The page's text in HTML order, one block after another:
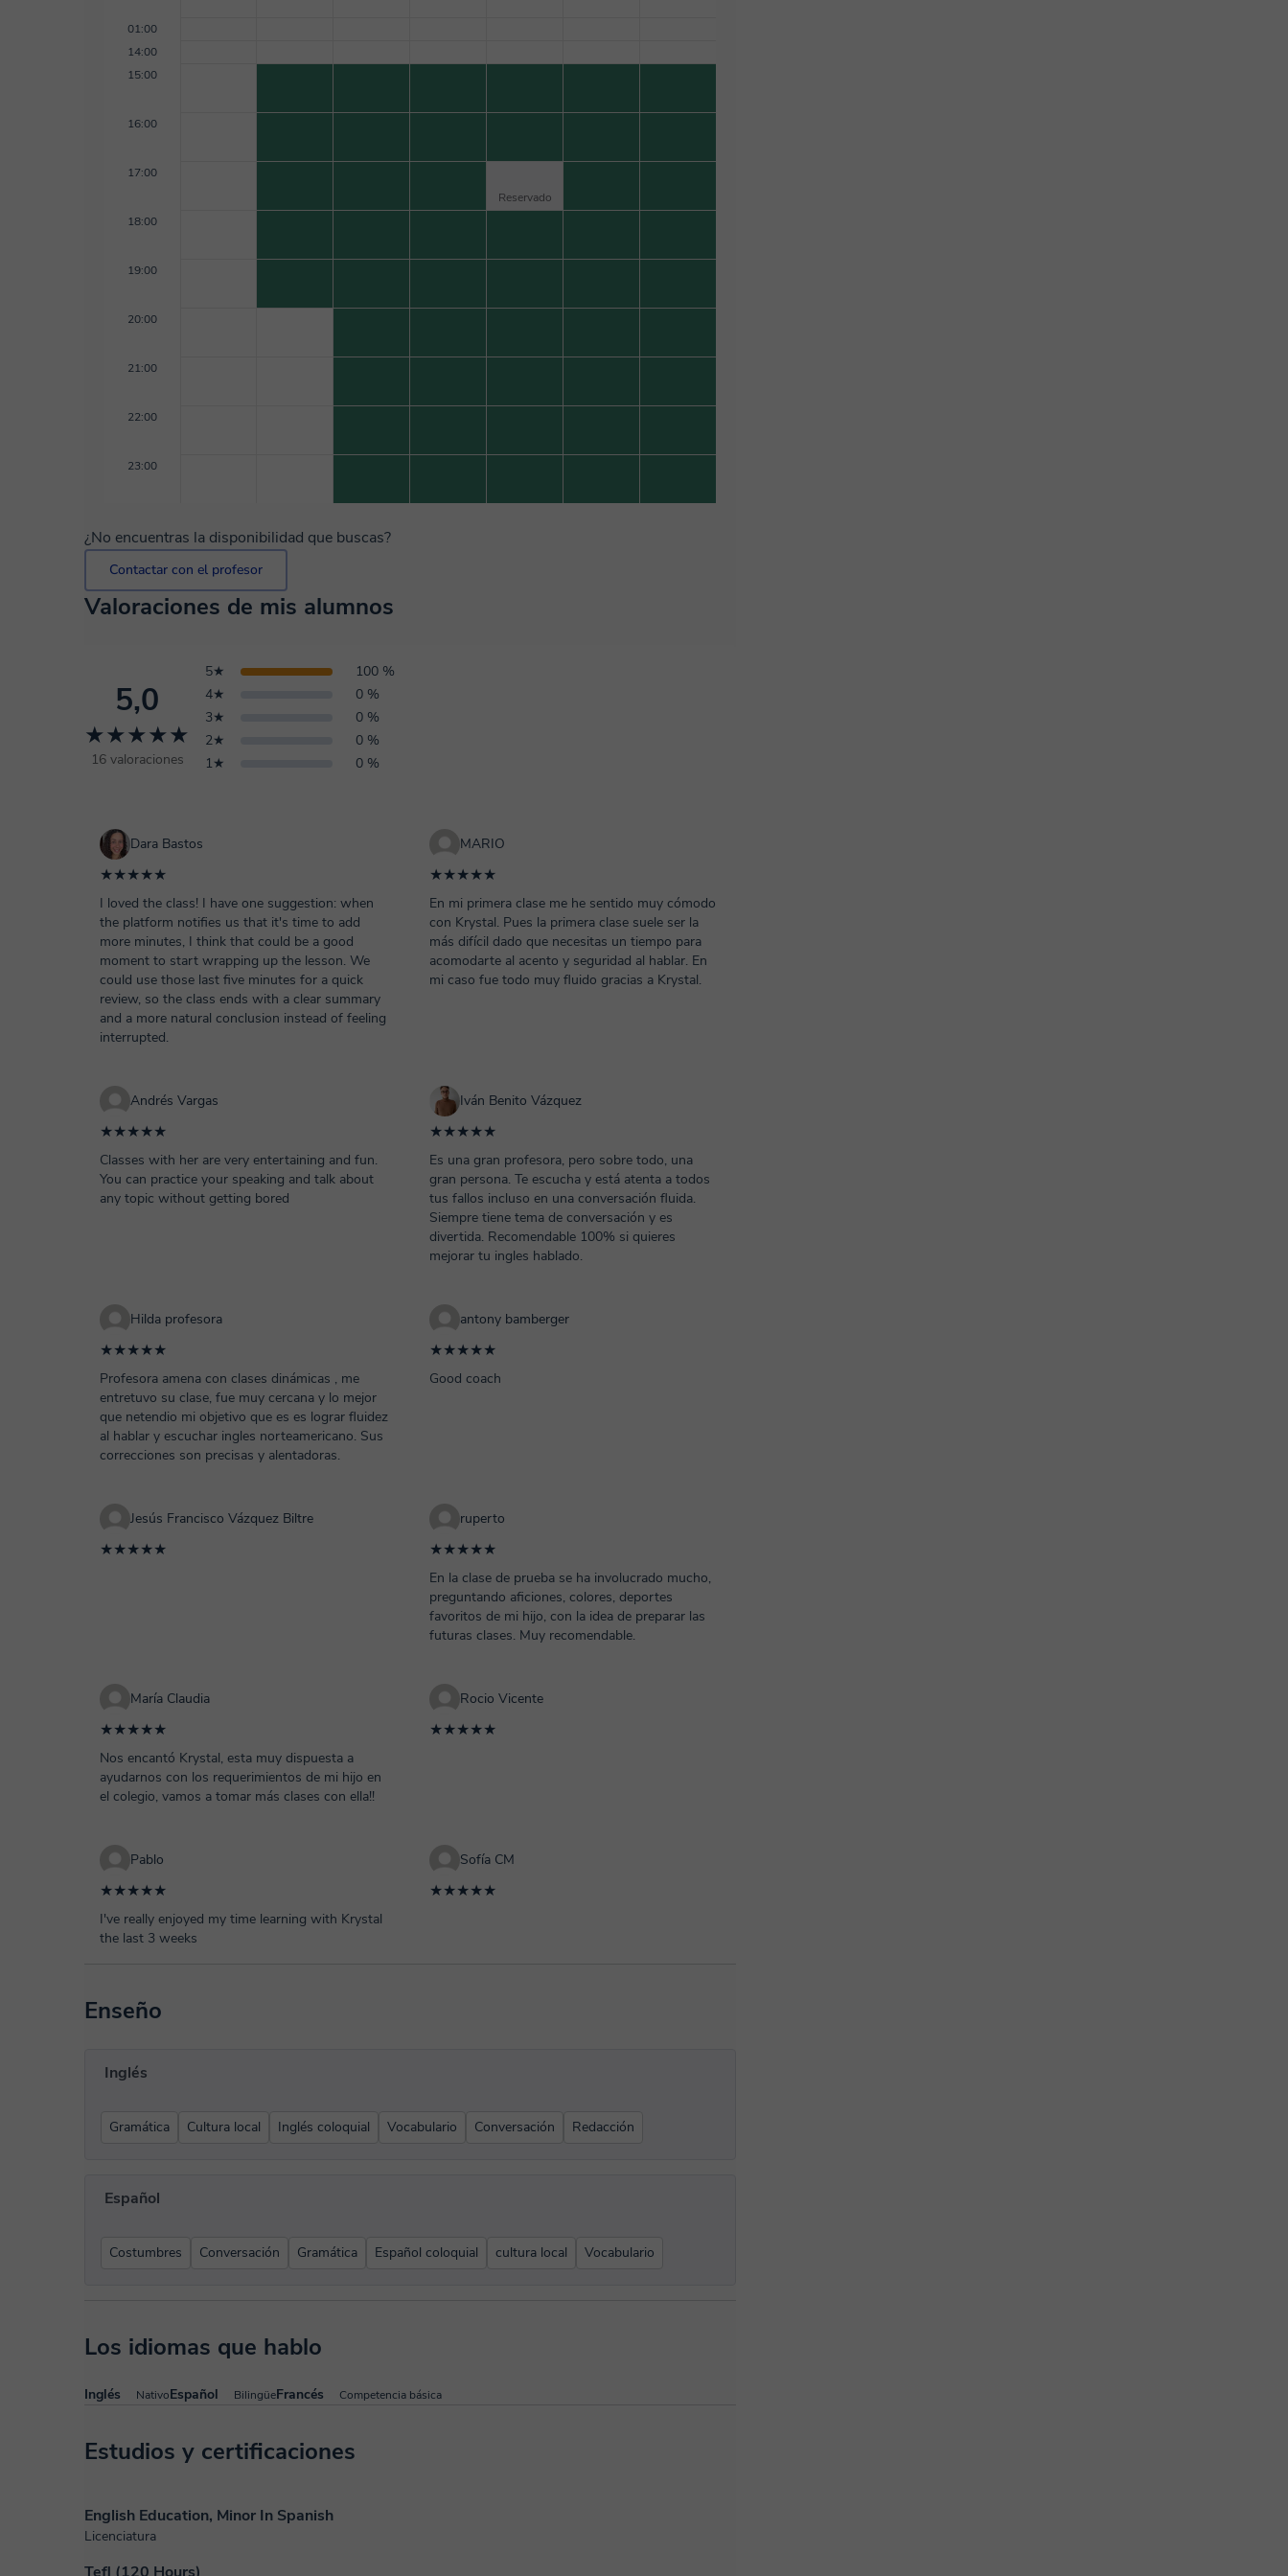
California in the U.S.
01:00
14:00
15:00
16:00
17:00
Reservado
18:00
19:00
20:00
21:00
22:00
23:00
¿No encuentras la disponibilidad que buscas?
Contactar con el profesor
Valoraciones de mis alumnos
5,0
★★★★★
16 valoraciones
5★
100 %
4★
0 %
3★
0 %
2★
0 %
1★
0 %
Dara Bastos
★★★★★
I loved the class! I have one suggestion: when
the platform notifies us that it's time to add
more minutes, I think that could be a good
moment to start wrapping up the lesson. We
could use those last five minutes for a quick
review, so the class ends with a clear summary
and a more natural conclusion instead of feeling
interrupted.
MARIO
★★★★★
En mi primera clase me he sentido muy cómodo
con Krystal. Pues la primera clase suele ser la
más difícil dado que necesitas un tiempo para
acomodarte al acento y seguridad al hablar. En
mi caso fue todo muy fluido gracias a Krystal.
Andrés Vargas
★★★★★
Classes with her are very entertaining and fun.
You can practice your speaking and talk about
any topic without getting bored
Iván Benito Vázquez
★★★★★
Es una gran profesora, pero sobre todo, una
gran persona. Te escucha y está atenta a todos
tus fallos incluso en una conversación fluida.
Siempre tiene tema de conversación y es
divertida. Recomendable 100% si quieres
mejorar tu ingles hablado.
Hilda profesora
★★★★★
Profesora amena con clases dinámicas , me
entretuvo su clase, fue muy cercana y lo mejor
que netendio mi objetivo que es es lograr fluidez
al hablar y escuchar ingles norteamericano. Sus
correcciones son precisas y alentadoras.
antony bamberger
★★★★★
Good coach
Jesús Francisco Vázquez Biltre
★★★★★
ruperto
★★★★★
En la clase de prueba se ha involucrado mucho,
preguntando aficiones, colores, deportes
favoritos de mi hijo, con la idea de preparar las
futuras clases. Muy recomendable.
María Claudia
★★★★★
Nos encantó Krystal, esta muy dispuesta a
ayudarnos con los requerimientos de mi hijo en
el colegio, vamos a tomar más clases con ella!!
Rocio Vicente
★★★★★
Pablo
★★★★★
I've really enjoyed my time learning with Krystal
the last 3 weeks
Sofía CM
★★★★★
Enseño
Inglés
Gramática Cultura local Inglés coloquial Vocabulario Conversación Redacción
Español
Costumbres Conversación Gramática Español coloquial cultura local Vocabulario
Los idiomas que hablo
Inglés NativoEspañol BilingüeFrancés Competencia básica
Estudios y certificaciones
English Education, Minor In Spanish
Licenciatura